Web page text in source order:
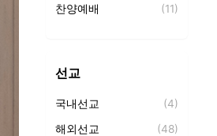
찬양예배 (11)
선교
국내선교 (4)
해외선교 (48)